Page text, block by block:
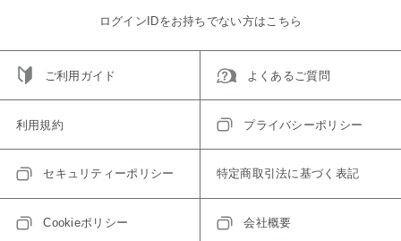
ログインIDをお持ちでない方はこちら
ご利用ガイド よくあるご質問
利用規約 プライバシーポリシー
セキュリティーポリシー 特定商取引法に基づく表記
Cookieポリシー 会社概要